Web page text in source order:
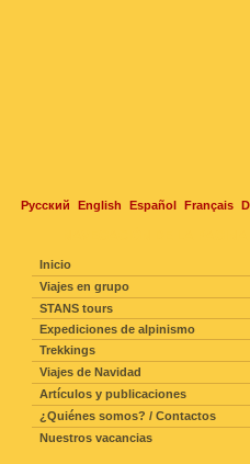
Русский English Español Français
Inicio
Viajes en grupo
STANS tours
Expediciones de alpinismo
Trekkings
Viajes de Navidad
Artículos y publicaciones
¿Quiénes somos? / Contactos
Nuestros vacancias